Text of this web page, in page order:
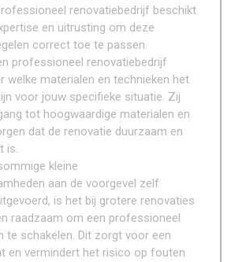
renovatiebedrijf beschikt
en uitrusting om deze
correct toe te passen.
professioneel renovatiebedrijf
welke materialen en technieken het
voor jouw specifieke situatie. Zij
tot hoogwaardige materialen en
dat de renovatie duurzaam en
is.
kleine
aan de voorgevel zelf
is het bij grotere renovaties
raadzaam om een professioneel
te schakelen. Dit zorgt voor een
en vermindert het risico op fouten